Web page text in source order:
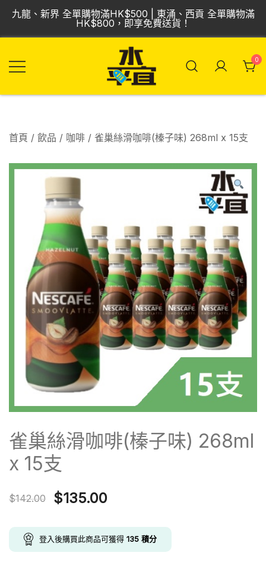
Skip
content
九龍、新界 全單購物滿HK$500 | 東涌、西貢 全單購物滿
HK$800，即享免費送貨！
酒、食品
0
首頁 / 飲品 / 咖啡 / 雀巢絲滑咖啡(榛子味) 268ml x 15支
雀巢絲滑咖啡(榛子味) 268ml
x 15支
$142.00
Original
was:
$135.00
is:
登入後購買此商品可獲得 135 積分